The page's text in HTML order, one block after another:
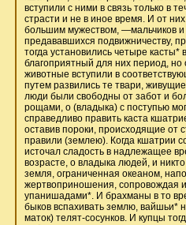
вступили с ними в связь только в
страсти и не в иное время. И от
большим мужеством, —мальчиков и
предававшихся подвижничеству,
тогда установились четыре
благоприятный для них период,
животные вступили в
путем развились те твари,
люди были свободны от забот и
рощами, о (владыка) с поступью
справедливо править каста
оставив пороки, происходящие от
правили (землею). Когда кшатрии
источал сладость в надлежащее
возрасте, о владыка людей, и
земля, ограниченная океаном,
жертвоприношения, сопровождая
упанишадами*. И брахманы в то
быков вспахивать землю, вайшьи*
маток) телят-сосунков. И купцы